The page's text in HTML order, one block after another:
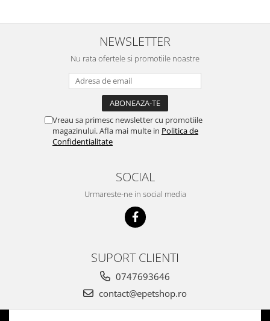
nu o mananca cu placere. Eu
sunt multumit si voi continua cuNEWSLETTER
Nu rata ofertele si promotiile noastre
Vreau sa primesc newsletter cu promotiile
magazinului. Afla mai multe in Politica de
Confidentialitate
SOCIAL
Urmareste-ne in social media
SUPORT CLIENTI
0747693646
contact@epetshop.ro